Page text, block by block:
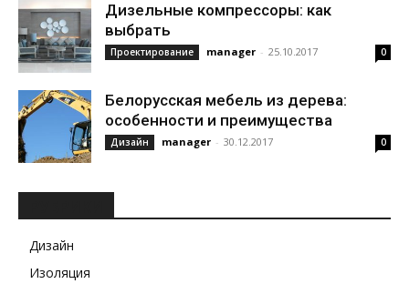
Дизельные компрессоры: как
выбрать
Проектирование manager - 25.10.2017 0
Белорусская мебель из дерева:
особенности и преимущества
Дизайн manager - 30.12.2017 0
Дизайн
Изоляция